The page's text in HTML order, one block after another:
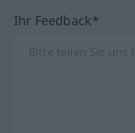
Ihr Feedback*